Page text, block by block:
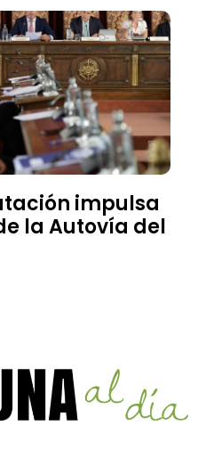
impulsa
la Autovía del